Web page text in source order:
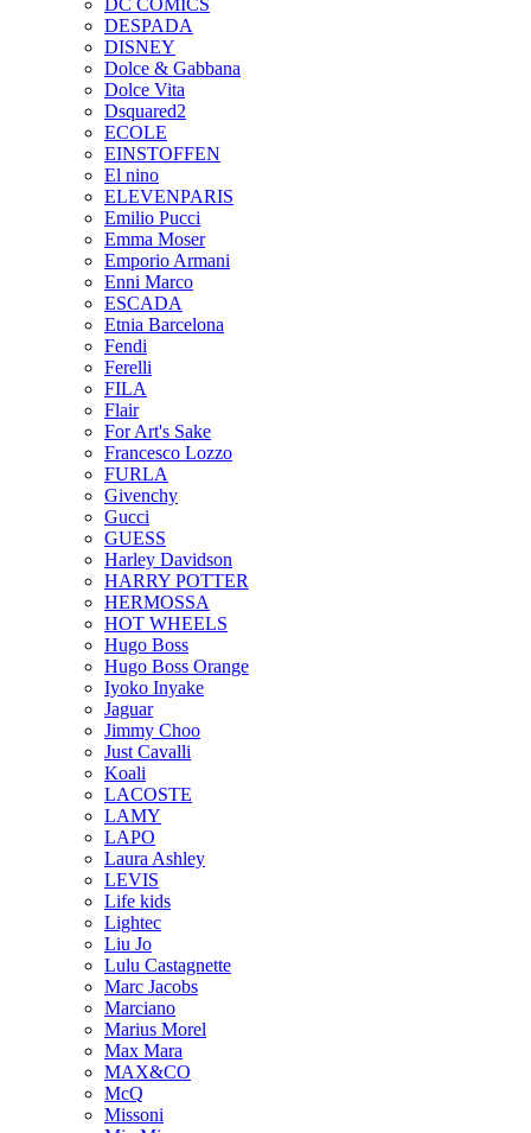
DC COMICS
DESPADA
DISNEY
Dolce & Gabbana
Dolce Vita
Dsquared2
ECOLE
EINSTOFFEN
El nino
ELEVENPARIS
Emilio Pucci
Emma Moser
Emporio Armani
Enni Marco
ESCADA
Etnia Barcelona
Fendi
Ferelli
FILA
Flair
For Art's Sake
Francesco Lozzo
FURLA
Givenchy
Gucci
GUESS
Harley Davidson
HARRY POTTER
HERMOSSA
HOT WHEELS
Hugo Boss
Hugo Boss Orange
Iyoko Inyake
Jaguar
Jimmy Choo
Just Cavalli
Koali
LACOSTE
LAMY
LAPO
Laura Ashley
LEVIS
Life kids
Lightec
Liu Jo
Lulu Castagnette
Marc Jacobs
Marciano
Marius Morel
Max Mara
MAX&CO
McQ
Missoni